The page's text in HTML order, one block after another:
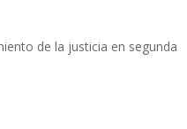
de la justicia en segunda